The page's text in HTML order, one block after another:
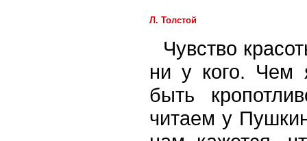
Л. Толстой
Чувство
ни у кого. Чем
быть
читаем у